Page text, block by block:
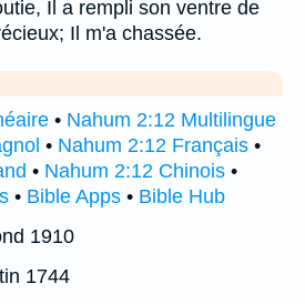
Il a rempli son ventre de
Il m'a chassée.
• Nahum 2:12 Multilingue
• Nahum 2:12 Français •
• Nahum 2:12 Chinois •
• Bible Apps • Bible Hub
1910
1744